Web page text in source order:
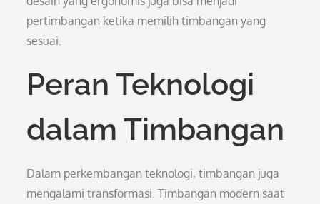
pertimbangan ketika memilih timbangan yang
sesuai.
Peran Teknologi
dalam Timbangan
Dalam perkembangan teknologi, timbangan juga
mengalami transformasi. Timbangan modern saat